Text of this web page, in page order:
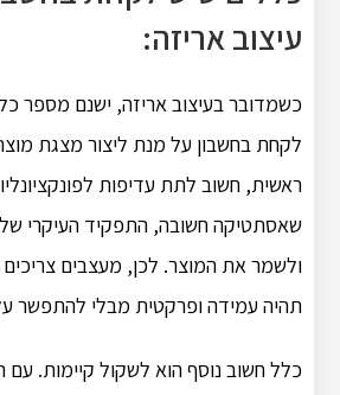
עיצוב אריזה:
כשמדובר בעיצוב אריזה, ישנם מספר
לקחת בחשבון על מנת ליצור מצגת
ראשית, חשוב לתת עדיפות
שאסתטיקה חשובה, התפקיד העיקרי של
ולשמר את המוצר. לכן, מעצבים
תהיה עמידה ופרקטית מבלי להתפשר
כלל חשוב נוסף הוא לשקול קיימות. עם